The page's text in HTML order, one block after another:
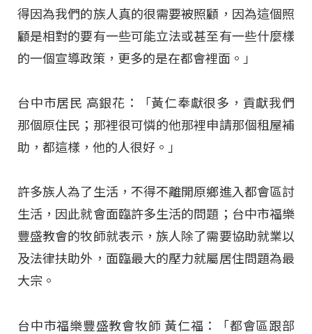
得因為我們的族人真的很需要被照顧，因為這個照
顧是相對的要有一些可能立法或甚至有一些什麼樣
的一個宣導政策，更多的是在都會裡面。」
台中市居民 高銀花：「黃仁奉獻很多，貢獻我們
那個原住民；那裡很可憐的他那裡申請那個租屋補
助，都這樣，他的人很好。」
許多族人為了生活，不得不離開原鄉進入都會區討
生活，因此就會面臨許多生活的問題；台中市福樂
豐盛教會的牧師就表示，族人除了需要協助就業以
及法律扶助外，面臨最大的壓力就屬居住問題為最
大宗。
台中市福樂豐盛教會牧師 黃仁福：「都會區跟部